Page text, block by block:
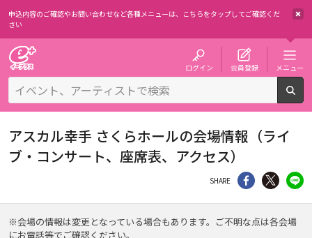
申込内容のご確認やお問い合わせなど各種メニューは、 こちらをタップしてご確認くだ
さい
ログイン 会員登録 メニュー
アスカル幸手 さくらホールの会場情報（ライ
ブ・コンサート、座席表、アクセス）
SHARE シェア Twitter
※会場の情報は変更となっている場合もあります。ご不明な点は各会場
にお電話等でご確認ください。